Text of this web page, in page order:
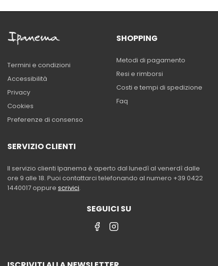
Termini e condizioni
Accessibilità
Privacy
Cookies
Preferenze di consenso
SHOPPING
Metodi di pagamento
Resi e rimborsi
Costi e tempi di spedizione
Faq
SERVIZIO CLIENTI
Il servizio clienti Ipanema è aperto dal lunedì al venerdì dalle
ore 9 alle 18. Puoi contattarci telefonando al numero +39 0422
1440017 oppure scrivici.
SEGUICI SU